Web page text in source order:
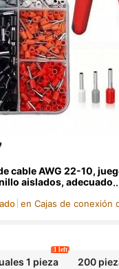
cable AWG 22-10,
aislados, adecuado
de terminales de
en Cajas de conexión
1 pieza
1 left
200